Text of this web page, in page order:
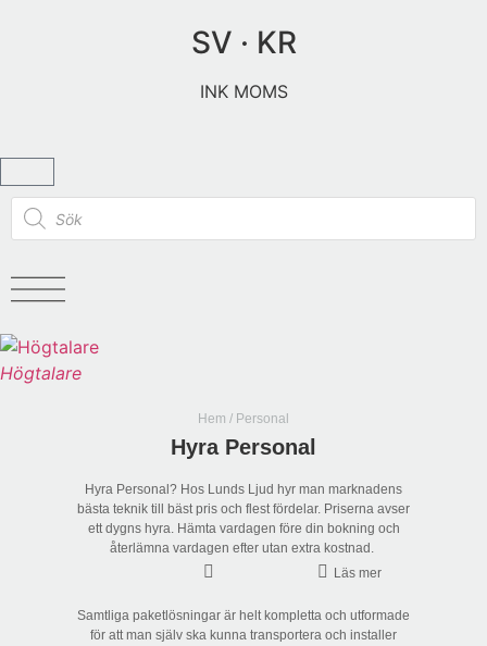
SV · KR
INK MOMS
Högtalare
Hem / Personal
Hyra Personal
Hyra Personal? Hos Lunds Ljud hyr man marknadens
bästa teknik till bäst pris och flest fördelar. Priserna avser
ett dygns hyra. Hämta vardagen före din bokning och
återlämna vardagen efter utan extra kostnad.
Läs mer
Samtliga paketlösningar är helt kompletta och utformade
för att man själv ska kunna transportera och installer